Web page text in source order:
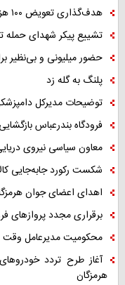
هدف‌گذاری تعویض ۱۰۰ هزار کولر فرسوده در هرمزگان
تشییع پیکر شهدای حمله
حضور میلیونی و بی‌نظیر
پلنگ به گله زد
توضیحات مدیرکل
فرودگاه بندرعباس
معاون سیاسی نیروی
شکست رکورد جابه‌جایی
اهدای اعضای جوان
برقراری مجدد پروازهای
محکومیت مدیرعامل
آغاز طرح تردد
هرمزگان